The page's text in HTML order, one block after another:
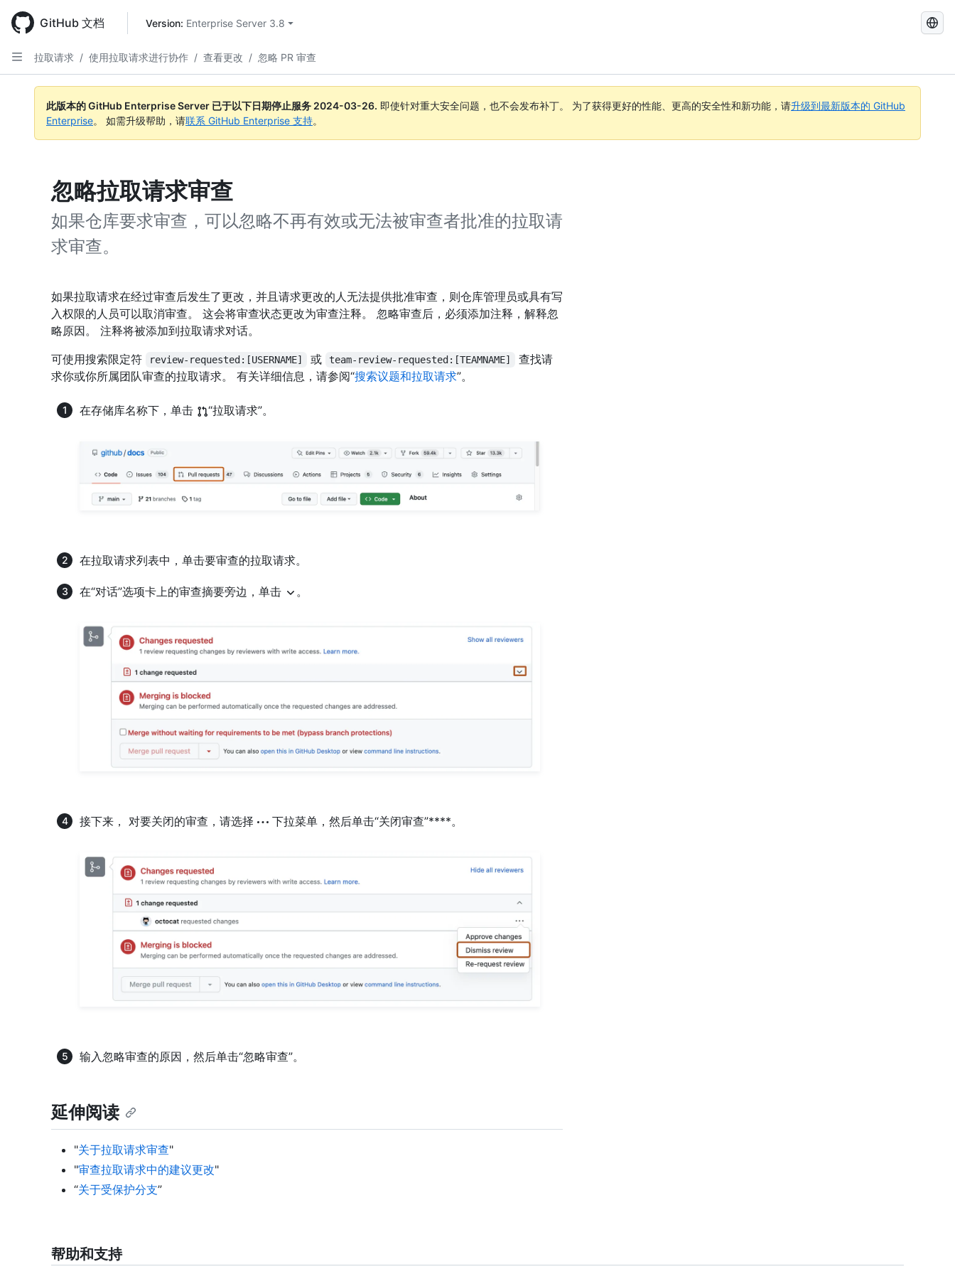
main
content
GitHub 文档 Version: Enterprise Server 3.8
Docs
拉取请求 / 使用拉取请求进行协作 / 查看更改 / 忽略 PR 审查
此版本的 GitHub Enterprise Server 已于以下日期停止服务 2024-03-26. 即使针对重大安全问题，也不会发布补丁。 为了获得更好的性能、更高的安全性和新功能，请升级到最新版本的 GitHub
Enterprise。 如需升级帮助，请联系 GitHub Enterprise 支持。
忽略拉取请求审查
如果仓库要求审查，可以忽略不再有效或无法被审查者批准的拉取请
求审查。
如果拉取请求在经过审查后发生了更改，并且请求更改的人无法提供批准审查，则仓库管理员或具有写
入权限的人员可以取消审查。 这会将审查状态更改为审查注释。 忽略审查后，必须添加注释，解释忽
略原因。 注释将被添加到拉取请求对话。
可使用搜索限定符
review-requested:[USERNAME] 或 team-review-requested:[TEAMNAME]
查找请
求你或你所属团队审查的拉取请求。 有关详细信息，请参阅“搜索议题和拉取请求”。
在存储库名称下，单击 “拉取请求”。
在拉取请求列表中，单击要审查的拉取请求。
在“对话”选项卡上的审查摘要旁边，单击 。
接下来， 对要关闭的审查，请选择 下拉菜单，然后单击“关闭审查”****。
输入忽略审查的原因，然后单击“忽略审查”。
延伸阅读
"关于拉取请求审查"
"审查拉取请求中的建议更改"
“关于受保护分支”
帮助和支持